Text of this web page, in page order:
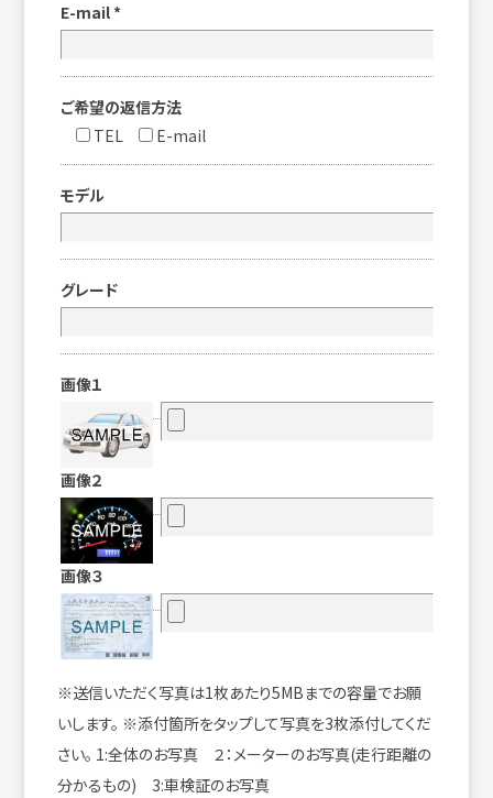
E-mail *
ご希望の返信方法
TEL
E-mail
モデル
グレード
画像１
画像２
画像３
※送信いただく写真は1枚あたり5MBまでの容量でお願
いします。 ※添付箇所をタップして写真を3枚添付してくだ
さい。 1:全体のお写真 ２：メーターのお写真(走行距離の
分かるもの) 3:車検証のお写真